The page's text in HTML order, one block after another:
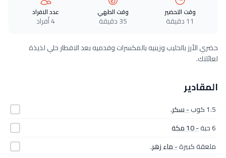
وقت التحضير
11 دقيقة
وقت الطهي
35 دقيقة
عدد الافراد
4 أفراد
حضري الأرز بالحليب وزينيه بالمكسرات وفدميه بعد الافطار حلي لذيذة
لعائلتك.
المقادير
1.5 كوب
- سكر.
6 حبة
- 10 مكة
ملعقة كبيرة- ماء زهر.